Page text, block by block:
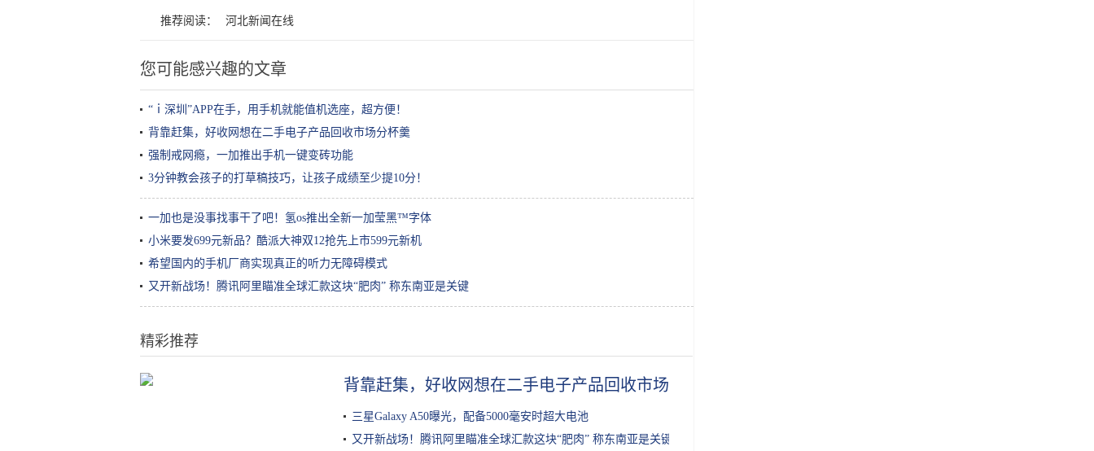
推荐阅读： 河北新闻在线
您可能感兴趣的文章
“ｉ深圳”APP在手，用手机就能值机选座，超方便！
背靠赶集，好收网想在二手电子产品回收市场分杯羹
强制戒网瘾，一加推出手机一键变砖功能
3分钟教会孩子的打草稿技巧，让孩子成绩至少提10分！
一加也是没事找事干了吧！氢os推出全新一加莹黑™字体
小米要发699元新品？酷派大神双12抢先上市599元新机
希望国内的手机厂商实现真正的听力无障碍模式
又开新战场！腾讯阿里瞄准全球汇款这块“肥肉” 称东南亚是关键
精彩推荐
背靠赶集，好收网想在二手电子产品回收市场分杯羹
三星Galaxy A50曝光，配备5000毫安时超大电池
又开新战场！腾讯阿里瞄准全球汇款这块“肥肉” 称东南亚是关键